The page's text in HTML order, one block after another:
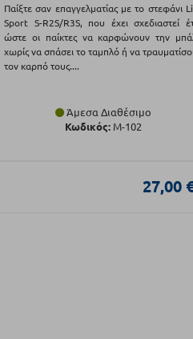
Παίξτε σαν επαγγελματίας με το στεφάνι
Sport S-R2S/R3S, που έχει σχεδιαστεί
ώστε οι παίκτες να καρφώνουν την
χωρίς να σπάσει το ταμπλό ή να
τον καρπό τους....
Άμεσα Διαθέσιμο
Κωδικός: Μ-102
27,00